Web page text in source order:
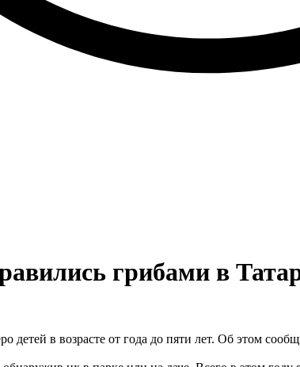
грибами в
детей в возрасте от года до пяти лет. Об этом